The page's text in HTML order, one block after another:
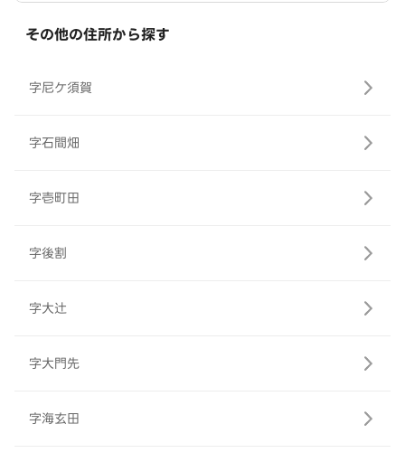
その他の住所から探す
字尼ケ須賀
字石間畑
字壱町田
字後割
字大辻
字大門先
字海玄田